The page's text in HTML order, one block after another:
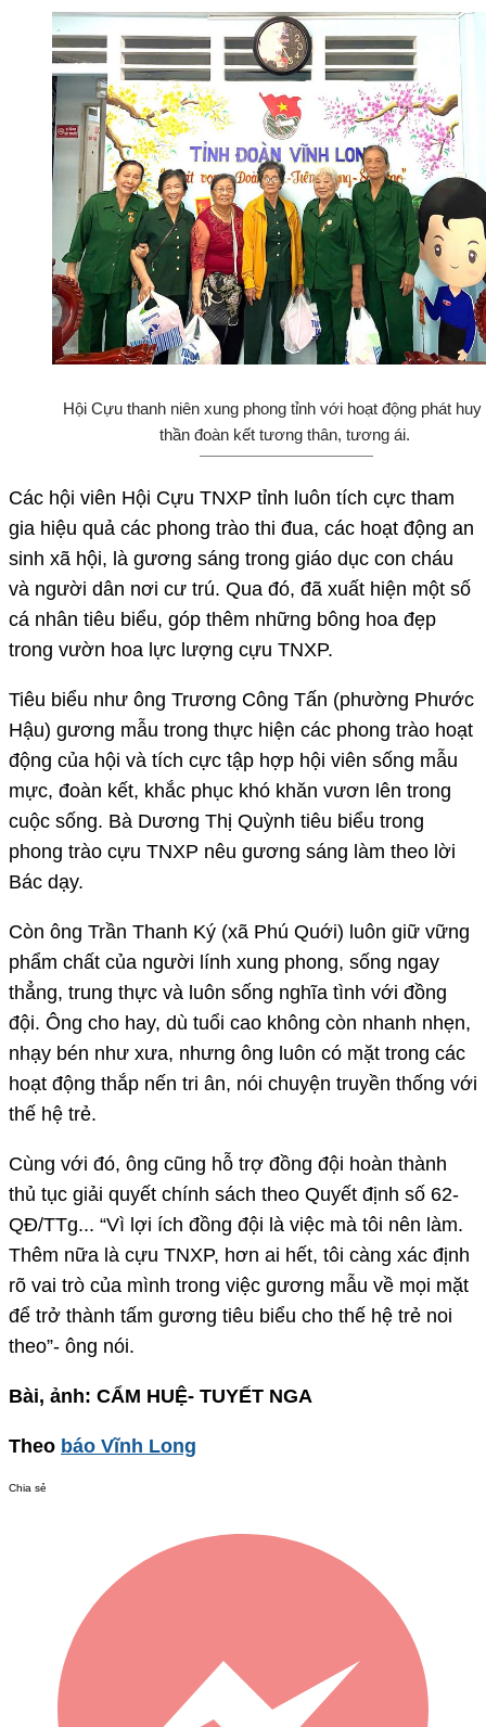
Hội Cựu thanh niên xung phong tỉnh với hoạt động phát huy
thần đoàn kết tương thân, tương ái.
Các hội viên Hội Cựu TNXP tỉnh luôn tích cực tham
gia hiệu quả các phong trào thi đua, các hoạt động an
sinh xã hội, là gương sáng trong giáo dục con cháu
và người dân nơi cư trú. Qua đó, đã xuất hiện một số
cá nhân tiêu biểu, góp thêm những bông hoa đẹp
trong vườn hoa lực lượng cựu TNXP.
Tiêu biểu như ông Trương Công Tấn (phường Phước
Hậu) gương mẫu trong thực hiện các phong trào hoạt
động của hội và tích cực tập hợp hội viên sống mẫu
mực, đoàn kết, khắc phục khó khăn vươn lên trong
cuộc sống. Bà Dương Thị Quỳnh tiêu biểu trong
phong trào cựu TNXP nêu gương sáng làm theo lời
Bác dạy.
Còn ông Trần Thanh Ký (xã Phú Quới) luôn giữ vững
phẩm chất của người lính xung phong, sống ngay
thẳng, trung thực và luôn sống nghĩa tình với đồng
đội. Ông cho hay, dù tuổi cao không còn nhanh nhẹn,
nhạy bén như xưa, nhưng ông luôn có mặt trong các
hoạt động thắp nến tri ân, nói chuyện truyền thống với
thế hệ trẻ.
Cùng với đó, ông cũng hỗ trợ đồng đội hoàn thành
thủ tục giải quyết chính sách theo Quyết định số 62-
QĐ/TTg... “Vì lợi ích đồng đội là việc mà tôi nên làm.
Thêm nữa là cựu TNXP, hơn ai hết, tôi càng xác định
rõ vai trò của mình trong việc gương mẫu về mọi mặt
để trở thành tấm gương tiêu biểu cho thế hệ trẻ noi
theo”- ông nói.
Bài, ảnh: CẨM HUỆ- TUYẾT NGA
Theo báo Vĩnh Long
Chia sẻ